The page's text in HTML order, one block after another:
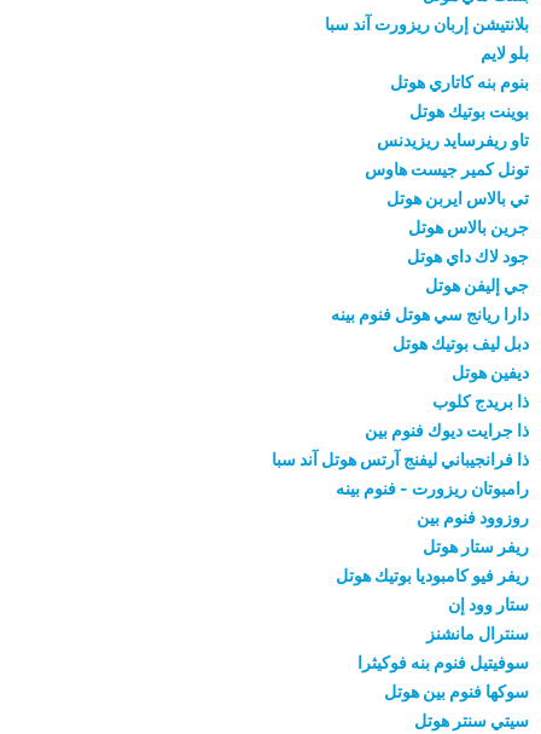
بلانتيشن إربان ريزورت آند سبا
بلو لايم
بنوم بنه كاتاري هوتل
بوينت بوتيك هوتل
تاو ريفرسايد ريزيدنس
تونل كمير جيست هاوس
تي بالاس ايربن هوتل
جرين بالاس هوتل
جود لاك داي هوتل
جي إليفن هوتل
دارا ريانج سي هوتل فنوم بينه
دبل ليف بوتيك هوتل
ديفين هوتل
ذا بريدج كلوب
ذا جرايت ديوك فنوم بين
ذا فرانجيباني ليفنج آرتس هوتل آند سبا
رامبوتان ريزورت - فنوم بينه
روزوود فنوم بين
ريفر ستار هوتل
ريفر فيو كامبوديا بوتيك هوتل
ستار وود إن
سنترال مانشنز
سوفيتيل فنوم بنه فوكيثرا
سوكها فنوم بين هوتل
سيتي سنتر هوتل